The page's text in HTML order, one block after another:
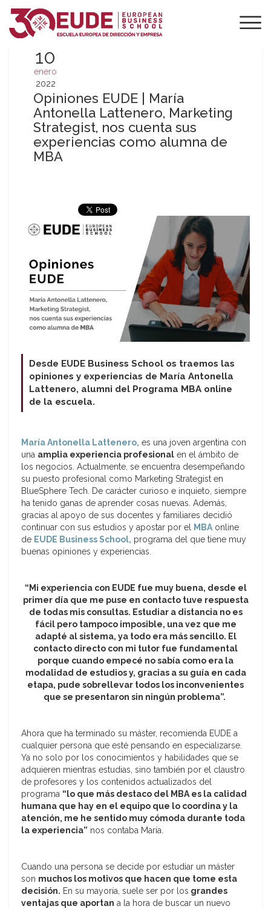
10
enero
2022
Opiniones EUDE | María
Antonella Lattenero, Marketing
Strategist, nos cuenta sus
experiencias como alumna de
MBA
Desde EUDE Business School os traemos las
opiniones y experiencias de María Antonella
Lattenero, alumni del Programa MBA online
de la escuela.
María Antonella Lattenero, es una joven argentina con
una amplia experiencia profesional en el ámbito de
los negocios. Actualmente, se encuentra desempeñando
su puesto profesional como Marketing Strategist en
BlueSphere Tech. De carácter curioso e inquieto, siempre
ha tenido ganas de aprender cosas nuevas. Además,
gracias al apoyo de sus docentes y familiares decidió
continuar con sus estudios y apostar por el MBA online
de EUDE Business School, programa del que tiene muy
buenas opiniones y experiencias.
“Mi experiencia con EUDE fue muy buena, desde el
primer día que me puse en contacto tuve respuesta
de todas mis consultas. Estudiar a distancia no es
fácil pero tampoco imposible, una vez que me
adapté al sistema, ya todo era más sencillo. El
contacto directo con mi tutor fue fundamental
porque cuando empecé no sabía como era la
modalidad de estudios y, gracias a su guía en cada
etapa, pude sobrellevar todos los inconvenientes
que se presentaron sin ningún problema”.
Ahora que ha terminado su máster, recomienda EUDE a
cualquier persona que esté pensando en especializarse.
Ya no solo por los conocimientos y habilidades que se
adquieren mientras estudias, sino también por el claustro
de profesores y los contenidos actualizados del
programa “lo que más destaco del MBA es la calidad
humana que hay en el equipo que lo coordina y la
atención, me he sentido muy cómoda durante toda
la experiencia” nos contaba María.
Cuando una persona se decide por estudiar un máster
son muchos los motivos que hacen que tome esta
decisión. En su mayoría, suele ser por los grandes
ventajas que aportan a la hora de buscar un nuevo